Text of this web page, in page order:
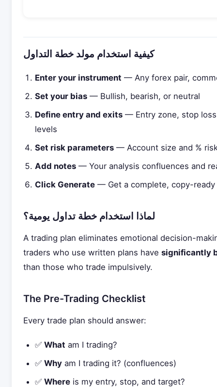
كيفية استخدام مولد خطة التداول
Enter your instrument — Any forex pair,
Set your bias — Bullish, bearish, or neutral
Define entry and exits — Entry zone, stop
levels
Set risk parameters — Account size and %
Add notes — Your analysis confluences and
Click Generate — Get a complete, copy-ready
لماذا استخدام خطة تداول يومية؟
A trading plan eliminates emotional decision-
traders who use written plans have significantly
than those who trade impulsively.
The Pre-Trading Checklist
Every trade plan should answer:
✅ What am I trading?
✅ Why am I trading it? (confluences)
✅ Where is my entry, stop, and target?